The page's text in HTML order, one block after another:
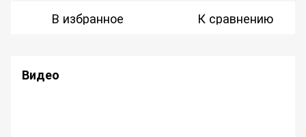
В избранное К сравнению
Видео